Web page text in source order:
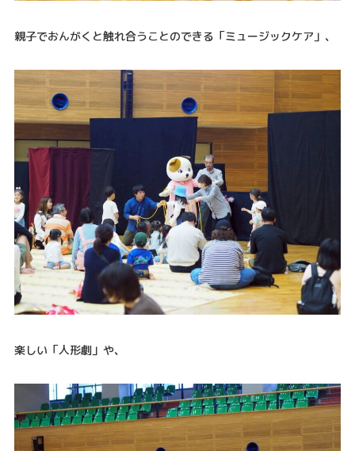
親子でおんがくと触れ合うことのできる「ミュージックケア」、
楽しい「人形劇」や、